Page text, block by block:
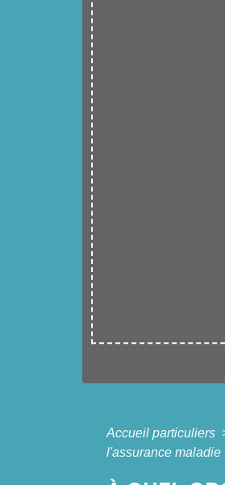
Accueil particuliers
l'assurance maladie